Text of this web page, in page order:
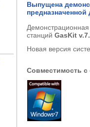
Выпущена
станций GasKit
Новая версия
Совместимость с